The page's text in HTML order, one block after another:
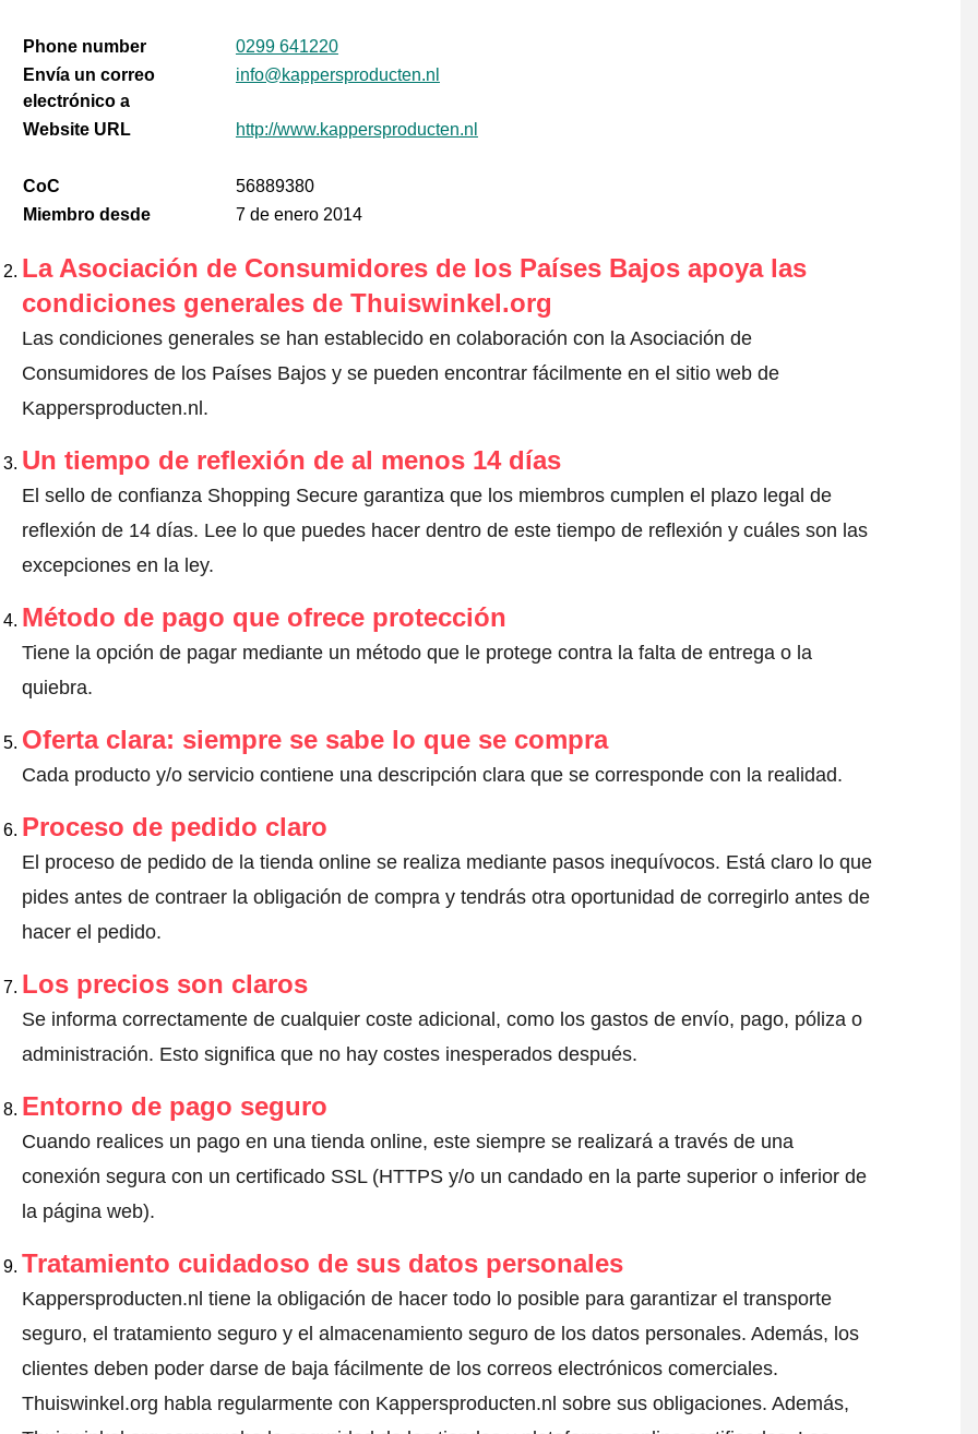
Phone number
0299 641220
Envía un correo
electrónico a
info@kappersproducten.nl
Website URL http://www.kappersproducten.nl
CoC
56889380
Miembro desde
7 de enero 2014
La Asociación de Consumidores de los Países Bajos apoya las
condiciones generales de Thuiswinkel.org
Las condiciones generales se han establecido en colaboración con la Asociación de
Consumidores de los Países Bajos y se pueden encontrar fácilmente en el sitio web de
Kappersproducten.nl.
Un tiempo de reflexión de al menos 14 días
El sello de confianza Shopping Secure garantiza que los miembros cumplen el plazo legal de
reflexión de 14 días. Lee lo que puedes hacer dentro de este tiempo de reflexión y cuáles son las
excepciones en la ley.
Método de pago que ofrece protección
Tiene la opción de pagar mediante un método que le protege contra la falta de entrega o la
quiebra.
Oferta clara: siempre se sabe lo que se compra
Cada producto y/o servicio contiene una descripción clara que se corresponde con la realidad.
Proceso de pedido claro
El proceso de pedido de la tienda online se realiza mediante pasos inequívocos. Está claro lo que
pides antes de contraer la obligación de compra y tendrás otra oportunidad de corregirlo antes de
hacer el pedido.
Los precios son claros
Se informa correctamente de cualquier coste adicional, como los gastos de envío, pago, póliza o
administración. Esto significa que no hay costes inesperados después.
Entorno de pago seguro
Cuando realices un pago en una tienda online, este siempre se realizará a través de una
conexión segura con un certificado SSL (HTTPS y/o un candado en la parte superior o inferior de
la página web).
Tratamiento cuidadoso de sus datos personales
Kappersproducten.nl tiene la obligación de hacer todo lo posible para garantizar el transporte
seguro, el tratamiento seguro y el almacenamiento seguro de los datos personales. Además, los
clientes deben poder darse de baja fácilmente de los correos electrónicos comerciales.
Thuiswinkel.org habla regularmente con Kappersproducten.nl sobre sus obligaciones. Además,